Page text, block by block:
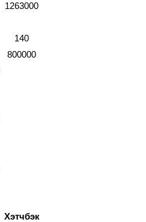
1263000
140
800000
Хэтчбэк